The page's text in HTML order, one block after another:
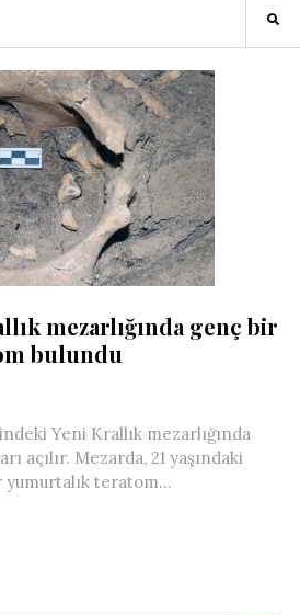
mezarlığında genç bir
bulundu
Yeni Krallık mezarlığında
açılır. Mezarda, 21 yaşındaki
yumurtalık teratom...